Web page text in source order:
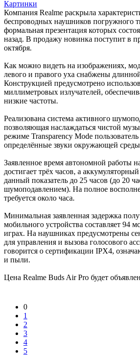
Картинки
Компания Realme раскрыла
беспроводных наушников погружного
формальная презентация которых
назад. В продажу новинка поступит в
октября.
Как можно видеть на изображениях,
левого и правого уха снабжены
Конструкцией предусмотрено
миллиметровых излучателей,
низкие частоты.
Реализована система активного
позволяющая наслаждаться чистой
режиме Transparency Mode
определённые звуки окружающей
Заявленное время автономной работы
достигает трёх часов, а
данный показатель до 25 часов (до 20
шумоподавлением). На полное
требуется около часа.
Минимальная заявленная задержка
мобильного устройства составляет 94
играх. На наушниках предусмотрены
для управления и вызова голосового
говорится о сертификации IPX4,
и пыли.
Цена Realme Buds Air Pro будет
0
1
2
3
4
5